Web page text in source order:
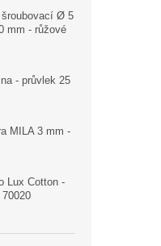
Ø 5
mm - růžové
- průvlek 25
MILA 3 mm -
Lux Cotton -